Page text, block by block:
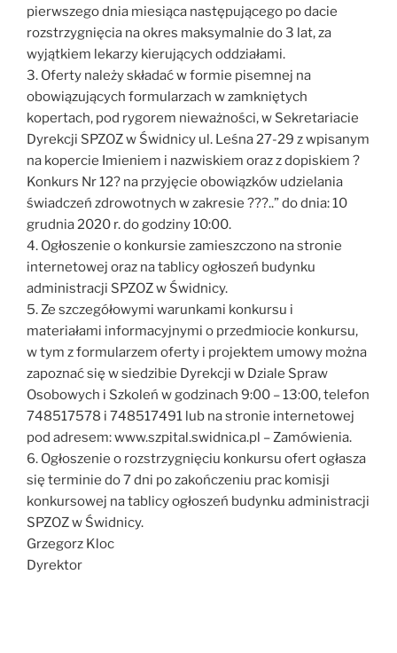
pierwszego dnia miesiąca następującego po dacie
rozstrzygnięcia na okres maksymalnie do 3 lat, za
wyjątkiem lekarzy kierujących oddziałami.
3. Oferty należy składać w formie pisemnej na
obowiązujących formularzach w zamkniętych
kopertach, pod rygorem nieważności, w Sekretariacie
Dyrekcji SPZOZ w Świdnicy ul. Leśna 27-29 z wpisanym
na kopercie Imieniem i nazwiskiem oraz z dopiskiem ?
Konkurs Nr 12? na przyjęcie obowiązków udzielania
świadczeń zdrowotnych w zakresie ???..” do dnia: 10
grudnia 2020 r. do godziny 10:00.
4. Ogłoszenie o konkursie zamieszczono na stronie
internetowej oraz na tablicy ogłoszeń budynku
administracji SPZOZ w Świdnicy.
5. Ze szczegółowymi warunkami konkursu i
materiałami informacyjnymi o przedmiocie konkursu,
w tym z formularzem oferty i projektem umowy można
zapoznać się w siedzibie Dyrekcji w Dziale Spraw
Osobowych i Szkoleń w godzinach 9:00 – 13:00, telefon
748517578 i 748517491 lub na stronie internetowej
pod adresem: www.szpital.swidnica.pl – Zamówienia.
6. Ogłoszenie o rozstrzygnięciu konkursu ofert ogłasza
się terminie do 7 dni po zakończeniu prac komisji
konkursowej na tablicy ogłoszeń budynku administracji
SPZOZ w Świdnicy.
Grzegorz Kloc
Dyrektor